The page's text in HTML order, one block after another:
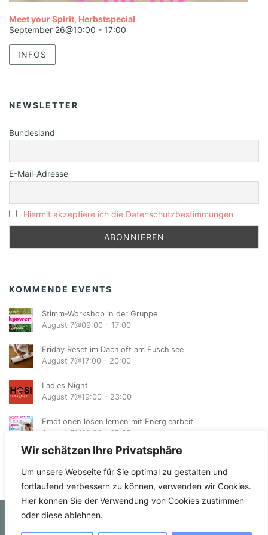
Wir schätzen Ihre Privatsphäre
Um unsere Webseite für Sie optimal zu gestalten und
fortlaufend verbessern zu können, verwenden wir Cookies.
Hier können Sie der Verwendung von Cookies zustimmen
oder diese ablehnen.
Meet your Spirit, Herbstspecial
September 26@10:00 - 17:00
INFOS
NEWSLETTER
Bundesland
E-Mail-Adresse
Hiermit akzeptiere ich die Datenschutzbestimmungen
KOMMENDE EVENTS
Stimm-Workshop in der Gruppe
August 7@09:00 - 17:00
Friday Reset im Dachloft am Fuschlsee
August 7@17:00 - 20:00
Ladies Night
August 7@19:00 - 23:00
Emotionen lösen lernen mit Energiearbeit
August 8@10:00
16:00